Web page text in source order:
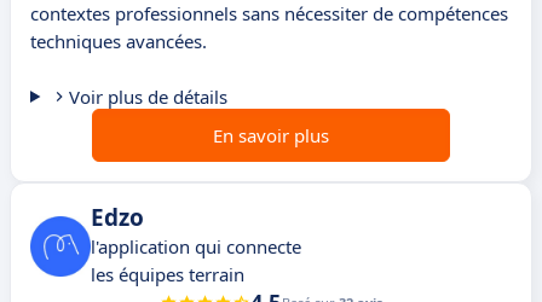
contextes professionnels sans nécessiter de compétences
techniques avancées.
Voir plus de détails
En savoir plus
Edzo
l'application qui connecte
les équipes terrain